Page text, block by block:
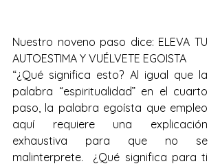
Nuestro noveno paso dice: ELEVA TU
AUTOESTIMA Y VUÉLVETE EGOISTA
“¿Qué significa esto? Al igual que la
palabra “espiritualidad” en el cuarto
paso, la palabra egoísta que empleo
aquí requiere una explicación
exhaustiva para que no se
malinterprete.  ¿Qué significa para ti